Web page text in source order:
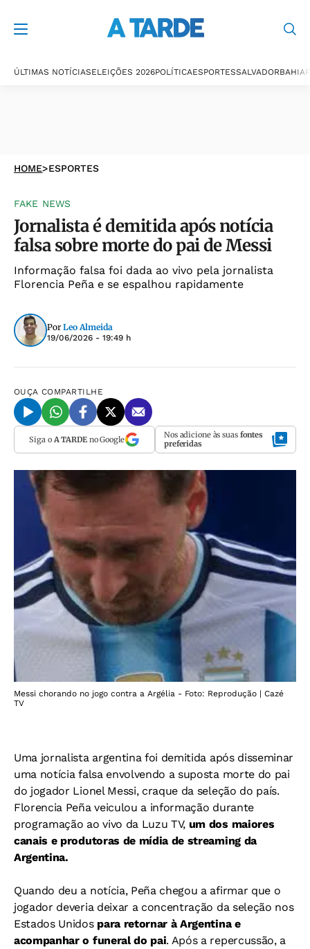
ÚLTIMAS NOTÍCIASELEIÇÕES 2026POLÍTICAESPORTESSALVADORBAHIA
HOME>ESPORTES
FAKE NEWS
Jornalista é demitida após notícia
falsa sobre morte do pai de Messi
Informação falsa foi dada ao vivo pela jornalista
Florencia Peña e se espalhou rapidamente
Por Leo Almeida
19/06/2026 - 19:49 h
OUÇA COMPARTILHE
Siga o A TARDEno Google Nos adicione às suas fontes
preferidas
Messi chorando no jogo contra a Argélia - Foto: Reprodução | Cazé
TV
Uma jornalista argentina foi demitida após disseminar
uma notícia falsa envolvendo a suposta morte do pai
do jogador Lionel Messi, craque da seleção do país.
Florencia Peña veiculou a informação durante
programação ao vivo da Luzu TV, um dos maiores
canais e produtoras de mídia de streaming da
Argentina.
Quando deu a notícia, Peña chegou a afirmar que o
jogador deveria deixar a concentração da seleção nos
Estados Unidospara retornar à Argentina e
acompanhar o funeral do pai. Após a repercussão, a